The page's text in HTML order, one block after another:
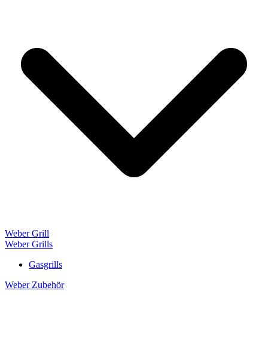
Weber Grill
Weber Grills
Gasgrills
Weber Zubehör